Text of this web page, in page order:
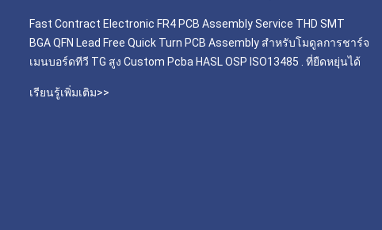
Fast Contract Electronic FR4 PCB Assembly Service THD SMT
BGA QFN Lead Free Quick Turn PCB Assembly สำหรับโมดูลการชาร์จ
เมนบอร์ดทีวี TG สูง Custom Pcba HASL OSP ISO13485 . ที่ยืดหยุ่นได้
เรียนรู้เพิ่มเติม>>